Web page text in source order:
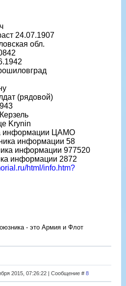
24.07.1907
обл.
(рядовой)
Krynin
информации ЦАМО
информации 58
информации 977520
информации 2872
html/info.htm?
- это Армия и Флот
2015, 07:26:22 | Сообщение # 8